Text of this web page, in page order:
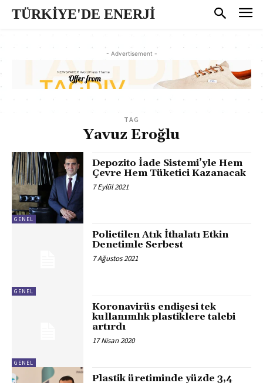
TÜRKİYE'DE ENERJİ
- Advertisement -
TAG
Yavuz Eroğlu
GENEL
Depozito İade Sistemi’yle Hem
Çevre Hem Tüketici Kazanacak
7 Eylül 2021
GENEL
Polietilen Atık İthalatı Etkin
Denetimle Serbest
7 Ağustos 2021
GENEL
Koronavirüs endişesi tek
kullanımlık plastiklere talebi
artırdı
17 Nisan 2020
Plastik üretiminde yüzde 3,4